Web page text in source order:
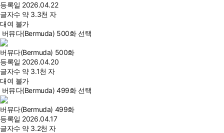
등록일 2026.04.22
글자수 약 3.3천 자
대여 불가
버뮤다(Bermuda) 500화 선택
버뮤다(Bermuda) 500화
등록일 2026.04.20
글자수 약 3.1천 자
대여 불가
버뮤다(Bermuda) 499화 선택
버뮤다(Bermuda) 499화
등록일 2026.04.17
글자수 약 3.2천 자